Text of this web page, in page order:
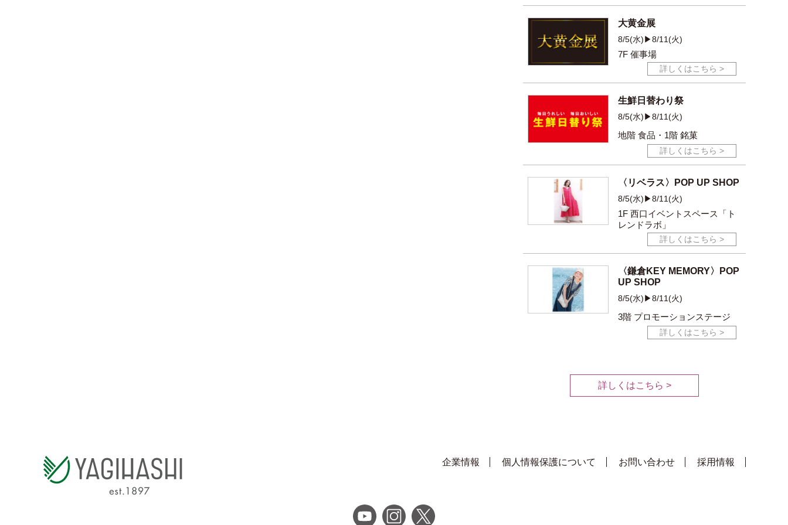
大黄金展
8/5(水)▶8/11(火)
7F 催事場
詳しくはこちら >
生鮮日替わり祭
8/5(水)▶8/11(火)
地階 食品・1階 銘菓
詳しくはこちら >
〈リベラス〉POP UP SHOP
8/5(水)▶8/11(火)
1F 西口イベントスペース
「ト
レンドラボ」
詳しくはこちら >
〈鎌倉KEY MEMORY〉POP
UP SHOP
8/5(水)▶8/11(火)
3階 プロモーションステージ
詳しくはこちら >
詳しくはこちら >
企業情報 個人情報保護について お問い合わせ 採用情報